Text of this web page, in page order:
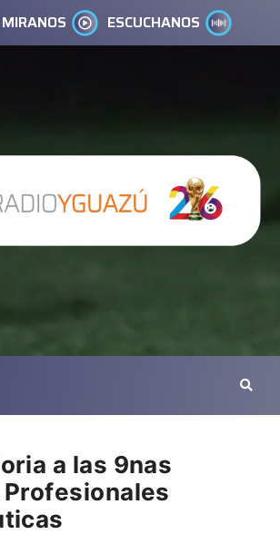
MIRANOS ESCUCHANOS
a las 9nas